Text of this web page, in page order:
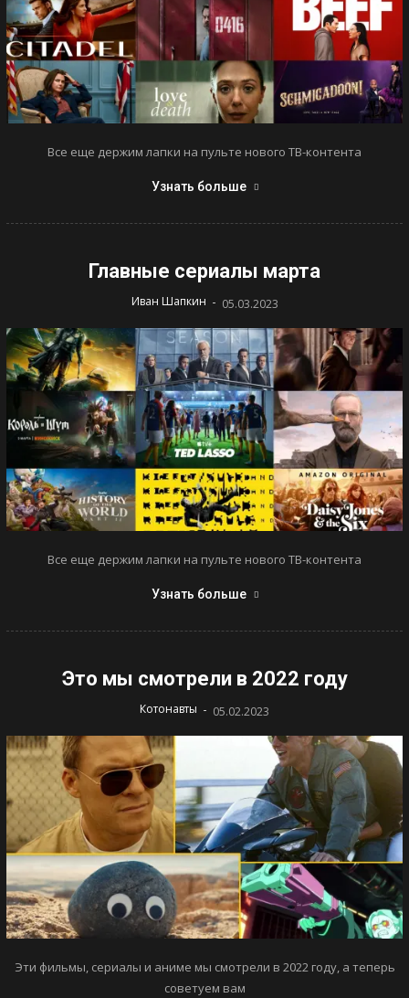
Все еще держим лапки на пульте нового ТВ-контента
Узнать больше
Главные сериалы марта
Иван Шапкин - 05.03.2023
Все еще держим лапки на пульте нового ТВ-контента
Узнать больше
Это мы смотрели в 2022 году
Котонавты - 05.02.2023
Эти фильмы, сериалы и аниме мы смотрели в 2022 году, а теперь
советуем вам